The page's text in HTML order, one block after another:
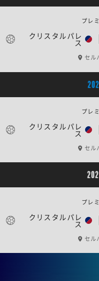
クリスタルパレ
ス
プレ
セル
クリスタルパレ
ス
プレ
セル
クリスタルパレ
ス
プレ
セル